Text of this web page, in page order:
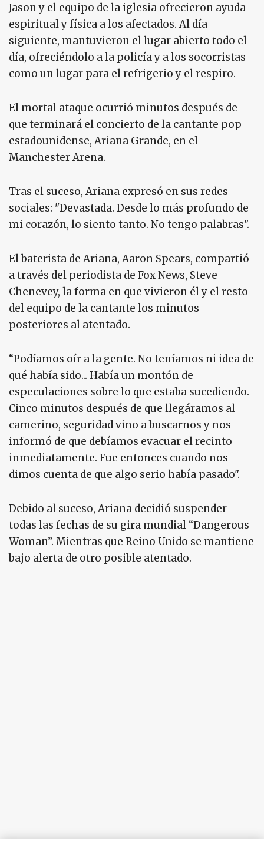
Jason y el equipo de la iglesia ofrecieron ayuda
espiritual y física a los afectados. Al día
siguiente, mantuvieron el lugar abierto todo el
día, ofreciéndolo a la policía y a los socorristas
como un lugar para el refrigerio y el respiro.
El mortal ataque ocurrió minutos después de
que terminará el concierto de la cantante pop
estadounidense, Ariana Grande, en el
Manchester Arena.
Tras el suceso, Ariana expresó en sus redes
sociales: "Devastada. Desde lo más profundo de
mi corazón, lo siento tanto. No tengo palabras".
El baterista de Ariana, Aaron Spears, compartió
a través del periodista de Fox News, Steve
Chenevey, la forma en que vivieron él y el resto
del equipo de la cantante los minutos
posteriores al atentado.
“Podíamos oír a la gente. No teníamos ni idea de
qué había sido... Había un montón de
especulaciones sobre lo que estaba sucediendo.
Cinco minutos después de que llegáramos al
camerino, seguridad vino a buscarnos y nos
informó de que debíamos evacuar el recinto
inmediatamente. Fue entonces cuando nos
dimos cuenta de que algo serio había pasado".
Debido al suceso, Ariana decidió suspender
todas las fechas de su gira mundial “Dangerous
Woman”. Mientras que Reino Unido se mantiene
bajo alerta de otro posible atentado.